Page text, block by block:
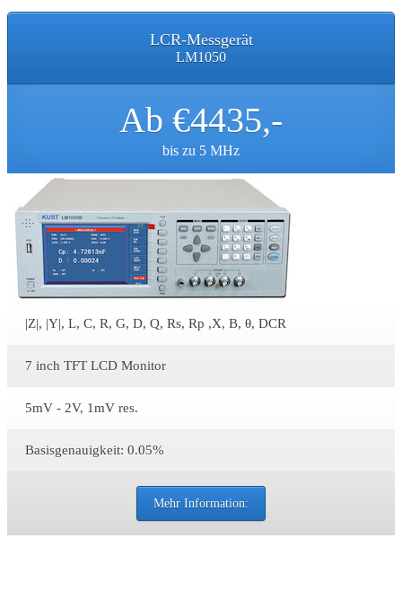
LCR-Messgerät
LM1050
Ab €4435,-
bis zu 5 MHz
|Z|, |Y|, L, C, R, G, D, Q, Rs, Rp ,X, B, θ, DCR
7 inch TFT LCD Monitor
5mV - 2V, 1mV res.
Basisgenauigkeit: 0.05%
Mehr Information: